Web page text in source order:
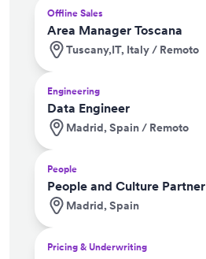
Area Manager Toscana
Offline Sales
Tuscany,IT, Italy / Remoto
Data Engineer
Engineering
Madrid, Spain / Remoto
People and Culture Partner
People
Madrid, Spain
Pricing & Underwriting